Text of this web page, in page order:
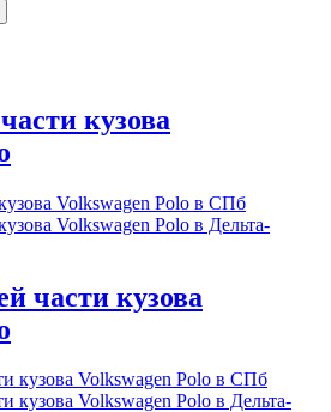
кузова
части кузова